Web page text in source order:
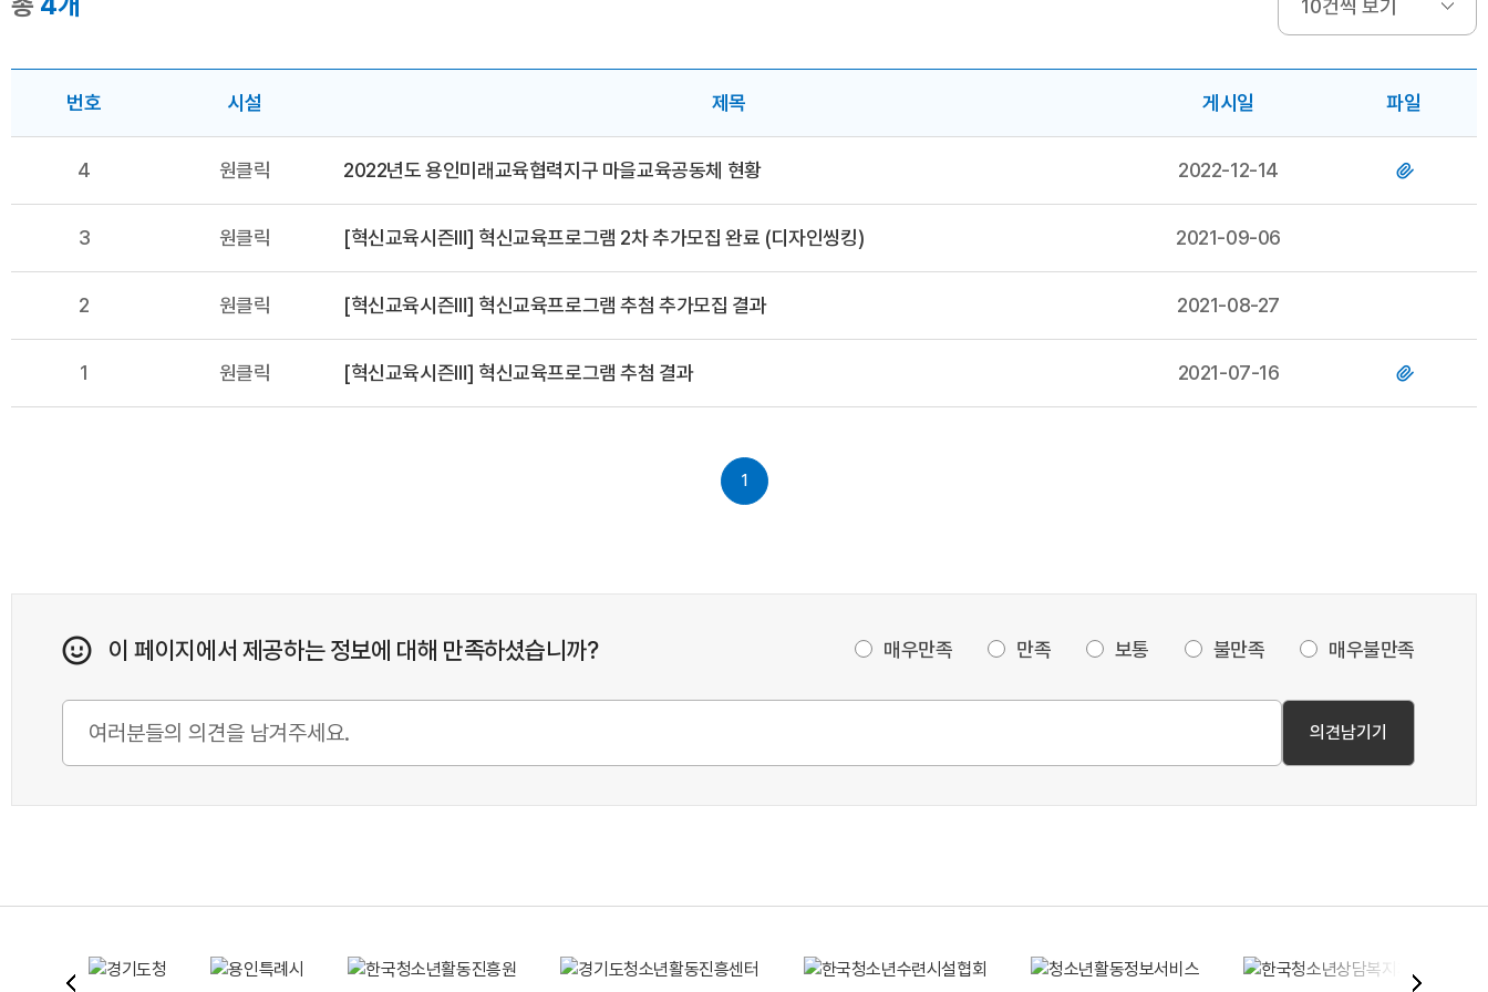
번호 시설 제목 게시일 파일
4 원클릭 2022년도 용인미래교육협력지구 마을교육공동체 현황 2022-12-14
3 원클릭 [혁신교육시즌Ⅲ] 혁신교육프로그램 2차 추가모집 완료 (디자인씽킹) 2021-09-06
2 원클릭 [혁신교육시즌Ⅲ] 혁신교육프로그램 추첨 추가모집 결과 2021-08-27
1 원클릭 [혁신교육시즌Ⅲ] 혁신교육프로그램 추첨 결과 2021-07-16
1
이 페이지에서 제공하는 정보에 대해 만족하셨습니까? 매우만족 만족 보통 불만족 매우불만족